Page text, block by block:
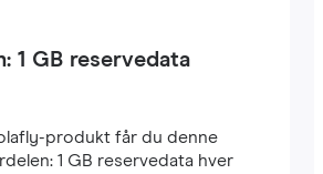
1 GB reservedata
produkt får du denne
1 GB reservedata hver